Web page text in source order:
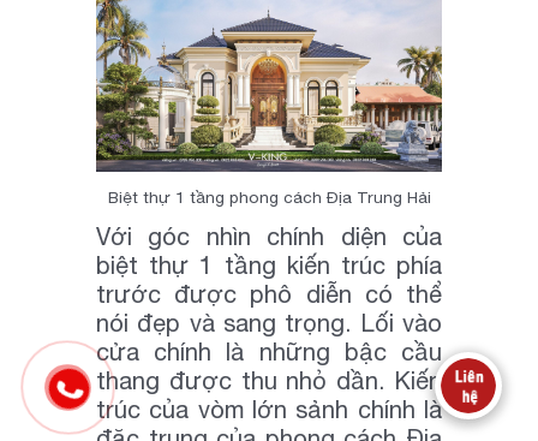
Biệt thự 1 tầng phong cách Địa Trung Hải
Với góc nhìn chính diện của
biệt thự 1 tầng kiến trúc phía
trước được phô diễn có thể
nói đẹp và sang trọng. Lối vào
cửa chính là những bậc cầu
thang được thu nhỏ dần. Kiến
trúc của vòm lớn sảnh chính là